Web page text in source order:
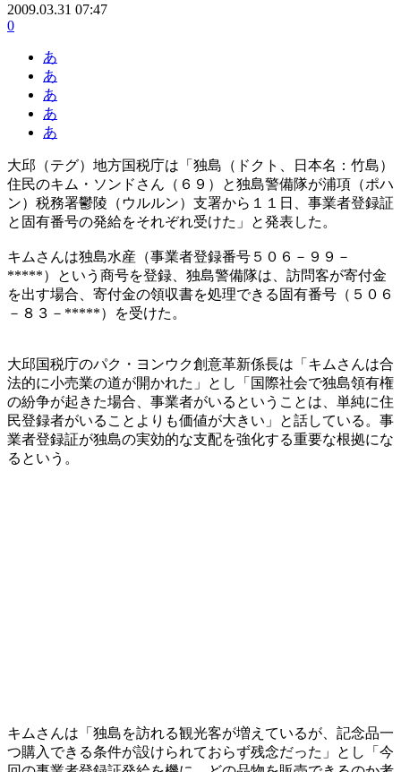
2009.03.31 07:47
0
あ
あ
あ
あ
あ
大邱（テグ）地方国税庁は「独島（ドクト、日本名：竹島）
住民のキム・ソンドさん（６９）と独島警備隊が浦項（ポハ
ン）税務署鬱陵（ウルルン）支署から１１日、事業者登録証
と固有番号の発給をそれぞれ受けた」と発表した。
キムさんは独島水産（事業者登録番号５０６－９９－
*****）という商号を登録、独島警備隊は、訪問客が寄付金
を出す場合、寄付金の領収書を処理できる固有番号（５０６
－８３－*****）を受けた。
大邱国税庁のパク・ヨンウク創意革新係長は「キムさんは合
法的に小売業の道が開かれた」とし「国際社会で独島領有権
の紛争が起きた場合、事業者がいるということは、単純に住
民登録者がいることよりも価値が大きい」と話している。事
業者登録証が独島の実効的な支配を強化する重要な根拠にな
るという。
キムさんは「独島を訪れる観光客が増えているが、記念品一
つ購入できる条件が設けられておらず残念だった」とし「今